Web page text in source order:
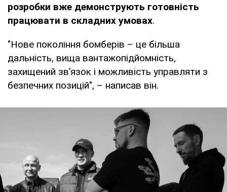
розробки вже демонструють готовність
працювати в складних умовах.
"Нове покоління бомберів – це більша
дальність, вища вантажопідйомність,
захищений зв’язок і можливість управляти з
безпечних позицій", – написав він.